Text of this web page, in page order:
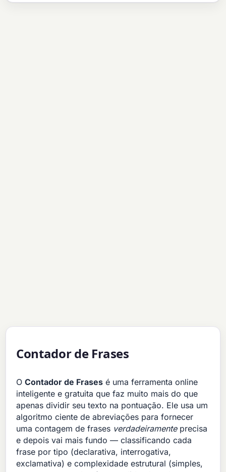
Contador de Frases
OContador de Frases é uma ferramenta online
inteligente e gratuita que faz muito mais do que
apenas dividir seu texto na pontuação. Ele usa um
algoritmo ciente de abreviações para fornecer
uma contagem de frases verdadeiramenteprecisa
e depois vai mais fundo — classificando cada
frase por tipo (declarativa, interrogativa,
exclamativa) e complexidade estrutural (simples,